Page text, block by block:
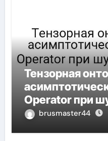
Тензорная
Operator при
измерений
brusmaster44